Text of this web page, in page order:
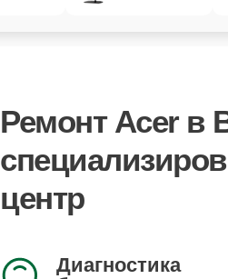
Ремонт Acer в
центр
Диагностика